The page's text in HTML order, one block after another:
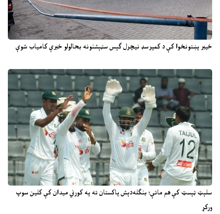
خیبر پښتونخوا کې د کمپرسډ نیچرل ګېس سټېشنونه بحالولو خبرې کامیاب شوې
سلېټ ټېسټ کې هم ماتې؛ بنګله‌دېش پاکستان ته په کورني میدان کې کلین سوپ
ورکړ